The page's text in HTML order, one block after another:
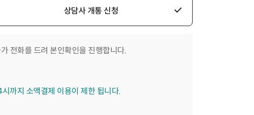
상담사 개통 신청
전화를 드려 본인확인을 진행합니다.
까지 소액결제 이용이 제한 됩니다.